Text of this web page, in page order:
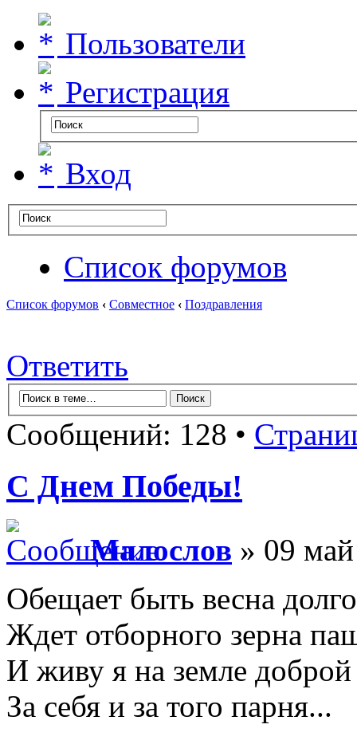
Пользователи
Регистрация
Вход
Список форумов
Список форумов ‹ Совместное ‹ Поздравления
Ответить
Сообщений: 128 •
С Днем Победы!
Малослов » 09
Обещает быть весна
Ждет отборного зерна
И живу я на земле доброй
За себя и за того парня...